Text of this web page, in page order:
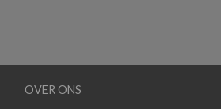
OVER ONS